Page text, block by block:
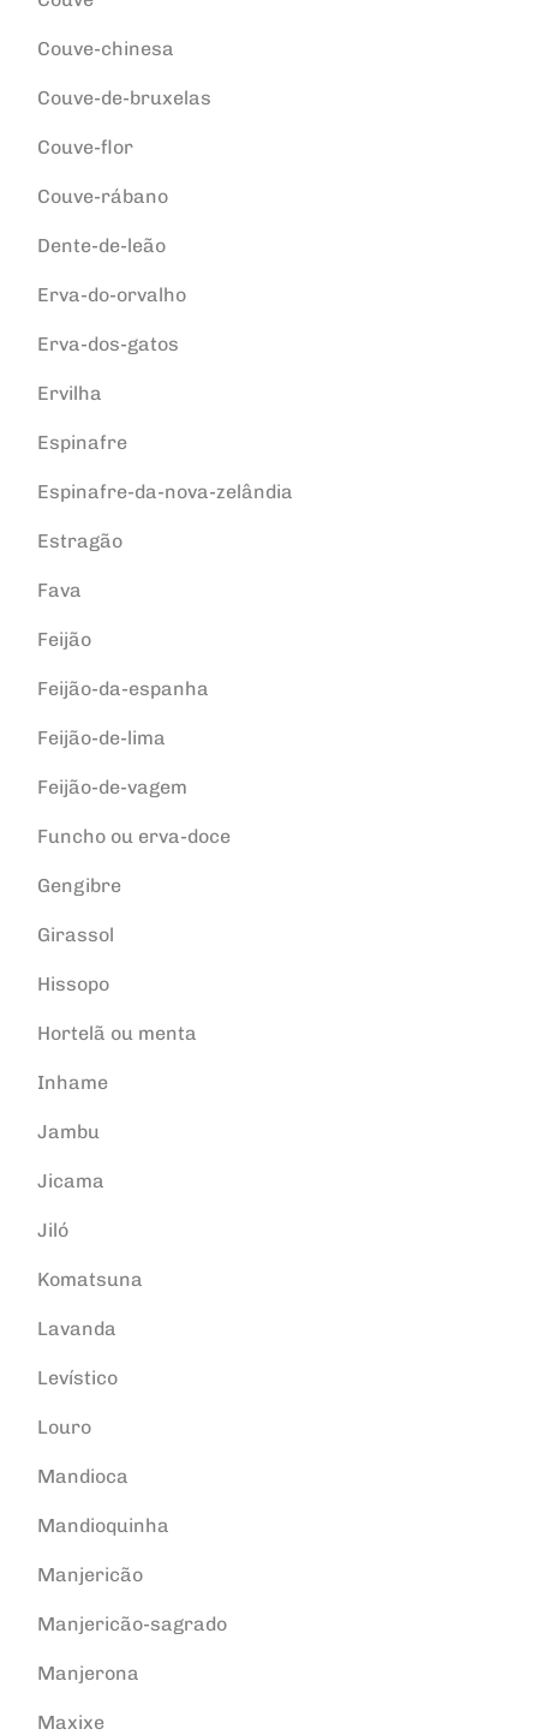
Couve-chinesa
Couve-de-bruxelas
Couve-flor
Couve-rábano
Dente-de-leão
Erva-do-orvalho
Erva-dos-gatos
Ervilha
Espinafre
Espinafre-da-nova-zelândia
Estragão
Fava
Feijão
Feijão-da-espanha
Feijão-de-lima
Feijão-de-vagem
Funcho ou erva-doce
Gengibre
Girassol
Hissopo
Hortelã ou menta
Inhame
Jambu
Jicama
Jiló
Komatsuna
Lavanda
Levístico
Louro
Mandioca
Mandioquinha
Manjericão
Manjericão-sagrado
Manjerona
Maxixe